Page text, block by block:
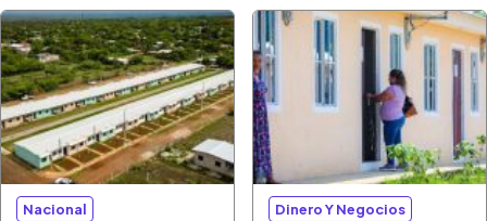
Nacional Dinero Y Negocios